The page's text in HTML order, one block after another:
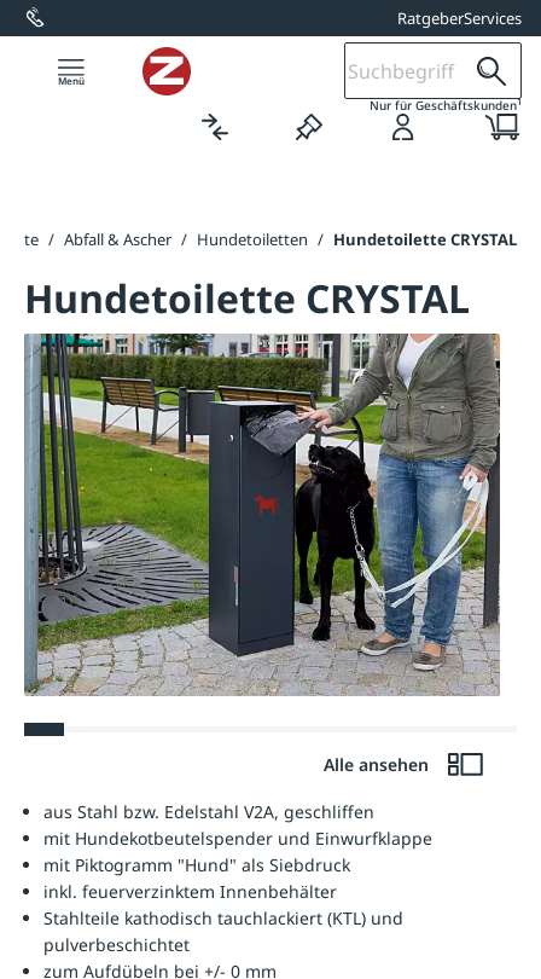
springen RatgeberServices
Nur für Geschäftskunden1
/ Abfall & Ascher / Hundetoiletten / Hundetoilette CRYSTAL
Hundetoilette CRYSTAL
Alle ansehen
aus Stahl bzw. Edelstahl V2A, geschliffen
mit Hundekotbeutelspender und Einwurfklappe
mit Piktogramm "Hund" als Siebdruck
inkl. feuerverzinktem Innenbehälter
Stahlteile kathodisch tauchlackiert (KTL) und
pulverbeschichtet
zum Aufdübeln bei +/- 0 mm